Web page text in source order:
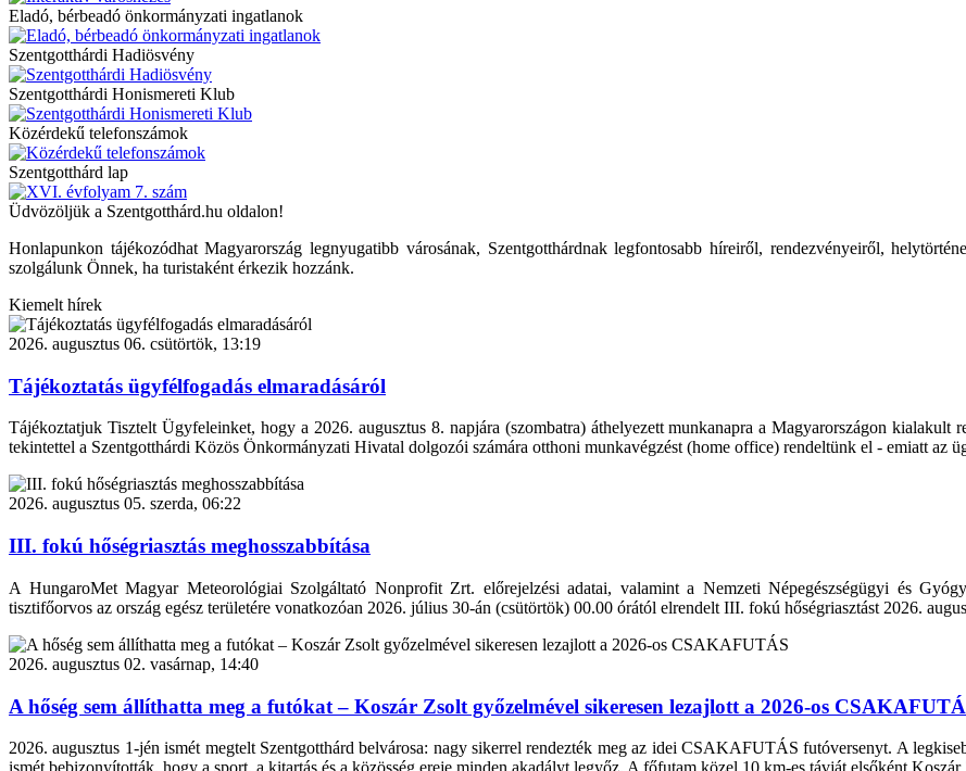
Eladó, bérbeadó önkormányzati ingatlanok
Szentgotthárdi Hadiösvény
Szentgotthárdi Honismereti Klub
Közérdekű telefonszámok
Szentgotthárd lap
Üdvözöljük a Szentgotthárd.hu oldalon!
Honlapunkon tájékozódhat Magyarország legnyugatibb városának, Szentgotthárdnak legfontosabb híreiről, rendezvényeiről,
szolgálunk Önnek, ha turistaként érkezik hozzánk.
Kiemelt hírek
2026. augusztus 06. csütörtök, 13:19
Tájékoztatás ügyfélfogadás elmaradásáról
Tájékoztatjuk Tisztelt Ügyfeleinket, hogy a 2026. augusztus 8. napjára (szombatra) áthelyezett munkanapra a Magyarországon kialakult
tekintettel a Szentgotthárdi Közös Önkormányzati Hivatal dolgozói számára otthoni munkavégzést (home office) rendeltünk el - emiatt az
2026. augusztus 05. szerda, 06:22
III. fokú hőségriasztás meghosszabbítása
A HungaroMet Magyar Meteorológiai Szolgáltató Nonprofit Zrt. előrejelzési adatai, valamint a Nemzeti Népegészségügyi és
tisztifőorvos az ország egész területére vonatkozóan 2026. július 30-án (csütörtök) 00.00 órától elrendelt III. fokú hőségriasztást 2026.
2026. augusztus 02. vasárnap, 14:40
A hőség sem állíthatta meg a futókat – Koszár Zsolt győzelmével sikeresen lezajlott a 2026-os
2026. augusztus 1-jén ismét megtelt Szentgotthárd belvárosa: nagy sikerrel rendezték meg az idei CSAKAFUTÁS futóversenyt. A